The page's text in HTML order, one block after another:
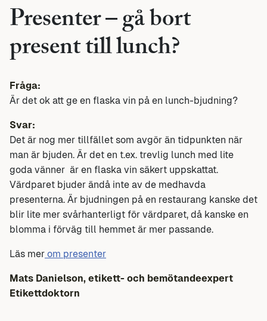
Presenter – gå bort
present till lunch?
Fråga:
Är det ok att ge en flaska vin på en lunch-bjudning?
Svar:
Det är nog mer tillfället som avgör än tidpunkten när
man är bjuden. Är det en t.ex. trevlig lunch med lite
goda vänner är en flaska vin säkert uppskattat.
Värdparet bjuder ändå inte av de medhavda
presenterna. Är bjudningen på en restaurang kanske det
blir lite mer svårhanterligt för värdparet, då kanske en
blomma i förväg till hemmet är mer passande.
Läs mer om presenter
Mats Danielson, etikett- och bemötandeexpert
Etikettdoktorn